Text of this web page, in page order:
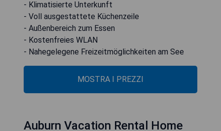
- Klimatisierte Unterkunft
- Voll ausgestattete Küchenzeile
- Außenbereich zum Essen
- Kostenfreies WLAN
- Nahegelegene Freizeitmöglichkeiten am See
MOSTRA I PREZZI
Auburn Vacation Rental Home